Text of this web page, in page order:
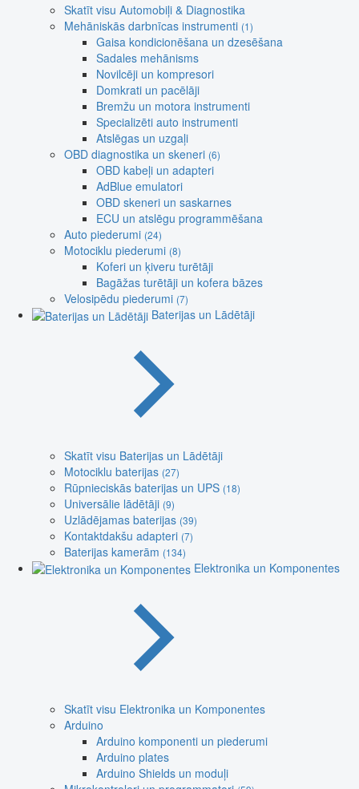
Skatīt visu Automobiļi & Diagnostika
Mehāniskās darbnīcas instrumenti (1)
Gaisa kondicionēšana un dzesēšana
Sadales mehānisms
Novilcēji un kompresori
Domkrati un pacēlāji
Bremžu un motora instrumenti
Specializēti auto instrumenti
Atslēgas un uzgaļi
OBD diagnostika un skeneri (6)
OBD kabeļi un adapteri
AdBlue emulatori
OBD skeneri un saskarnes
ECU un atslēgu programmēšana
Auto piederumi (24)
Motociklu piederumi (8)
Koferi un ķiveru turētāji
Bagāžas turētāji un kofera bāzes
Velosipēdu piederumi (7)
Baterijas un Lādētāji
Skatīt visu Baterijas un Lādētāji
Motociklu baterijas (27)
Rūpnieciskās baterijas un UPS (18)
Universālie lādētāji (9)
Uzlādējamas baterijas (39)
Kontaktdakšu adapteri (7)
Baterijas kamerām (134)
Elektronika un Komponentes
Skatīt visu Elektronika un Komponentes
Arduino
Arduino komponenti un piederumi
Arduino plates
Arduino Shields un moduļi